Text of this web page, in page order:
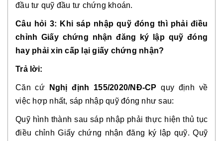
đầu tư quỹ đầu tư chứng khoán.
Câu hỏi 3: Khi sáp nhập quỹ đóng thì phải điều
chỉnh Giấy chứng nhận đăng ký lập quỹ đóng
hay phải xin cấp lại giấy chứng nhận?
Trả lời:
Căn cứNghị định 155/2020/NĐ-CP quy định về
việc hợp nhất, sáp nhập quỹ đóng như sau:
Quỹ hình thành sau sáp nhập phải thực hiện thủ tục
điều chỉnh Giấy chứng nhận đăng ký lập quỹ. Quỹ